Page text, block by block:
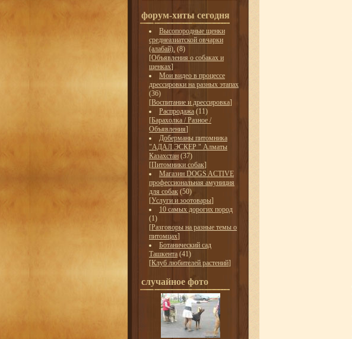
форум-хиты сегодня
Высопородные щенки
среднеазиатской овчарки
(алабай). (8)
[Объявления о собаках и
щенках]
Мои видео в процессе
дрессировки на разных этапах
(36)
[Воспитание и дрессировка]
Распродажа (11)
[Барахолка / Разное /
Объявления]
Доберманы питомника
"АДАЛ ЭСКЕР " Алматы
Казахстан (37)
[Питомники собак]
Магазин DOGS ACTIVE
профессиональная амуниция
для собак (50)
[Услуги и зоотовары]
10 самых дорогих пород
(1)
[Разговоры на разные темы о
питомцах]
Ботанический сад
Ташкента (41)
[Клуб любителей растений]
случайное фото